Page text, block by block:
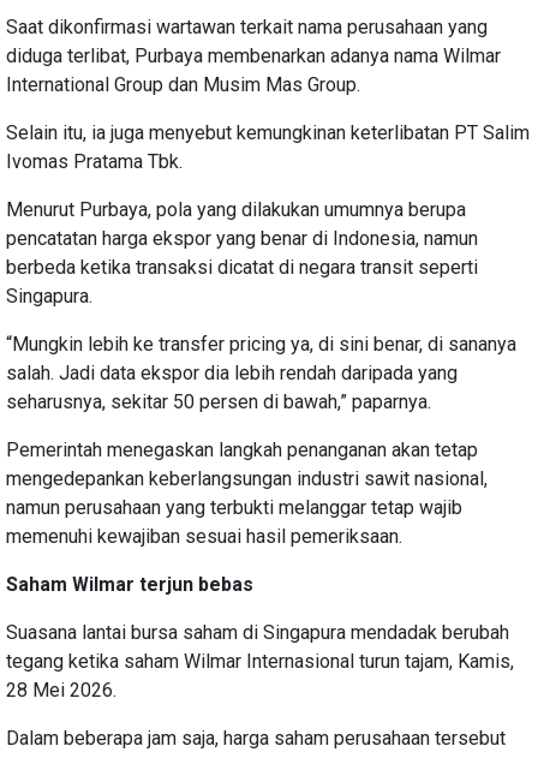
Saat dikonfirmasi wartawan terkait nama perusahaan yang
diduga terlibat, Purbaya membenarkan adanya nama Wilmar
International Group dan Musim Mas Group.
Selain itu, ia juga menyebut kemungkinan keterlibatan PT Salim
Ivomas Pratama Tbk.
Menurut Purbaya, pola yang dilakukan umumnya berupa
pencatatan harga ekspor yang benar di Indonesia, namun
berbeda ketika transaksi dicatat di negara transit seperti
Singapura.
“Mungkin lebih ke transfer pricing ya, di sini benar, di sananya
salah. Jadi data ekspor dia lebih rendah daripada yang
seharusnya, sekitar 50 persen di bawah,” paparnya.
Pemerintah menegaskan langkah penanganan akan tetap
mengedepankan keberlangsungan industri sawit nasional,
namun perusahaan yang terbukti melanggar tetap wajib
memenuhi kewajiban sesuai hasil pemeriksaan.
Saham Wilmar terjun bebas
Suasana lantai bursa saham di Singapura mendadak berubah
tegang ketika saham Wilmar Internasional turun tajam, Kamis,
28 Mei 2026.
Dalam beberapa jam saja, harga saham perusahaan tersebut